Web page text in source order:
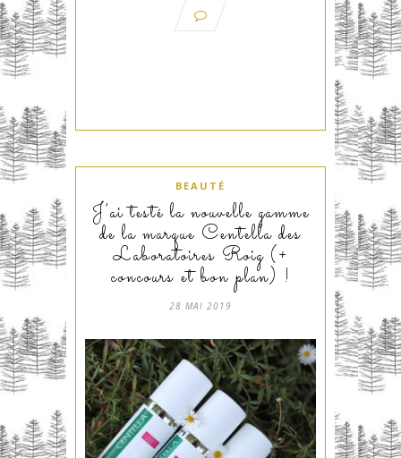
BEAUTÉ
J’ai testé la nouvelle gamme
de la marque Centella des
Laboratoires Roig (+
concours et bon plan) !
28 MAI 2019